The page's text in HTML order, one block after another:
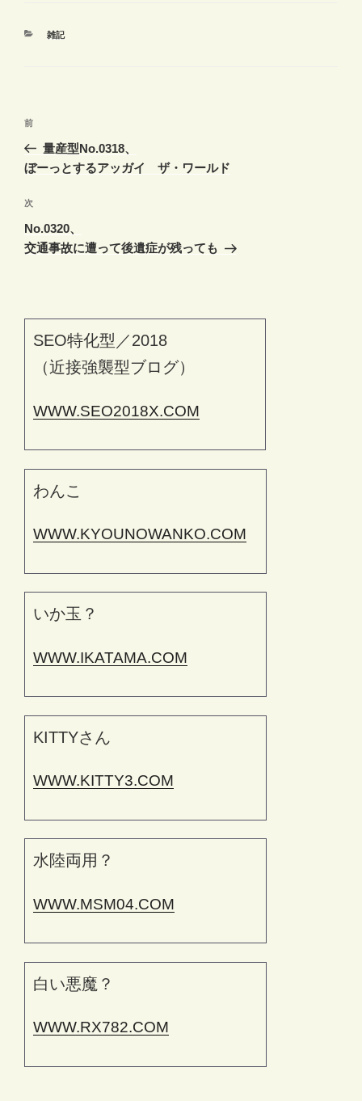
カ
雑記
投
ナ
ゲ
ー
シ
前
の
投
前
量産型No.0318、
ぼーっとするアッガイ ザ・ワールド
次
の
投
次
No.0320、
交通事故に遭って後遺症が残っても
SEO特化型／2018
（近接強襲型ブログ）
WWW.SEO2018X.COM
わんこ
WWW.KYOUNOWANKO.COM
いか玉？
WWW.IKATAMA.COM
KITTYさん
WWW.KITTY3.COM
水陸両用？
WWW.MSM04.COM
白い悪魔？
WWW.RX782.COM